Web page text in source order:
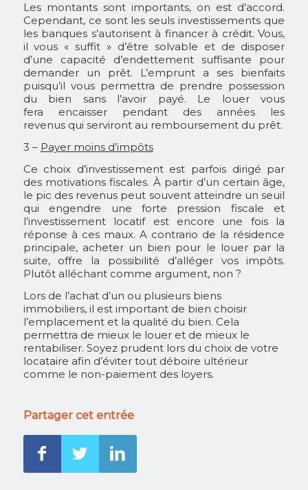
Les montants sont importants, on est d’accord.
Cependant, ce sont les seuls investissements que
les banques s’autorisent à financer à crédit. Vous,
il vous « suffit » d’être solvable et de disposer
d’une capacité d’endettement suffisante pour
demander un prêt. L’emprunt a ses bienfaits
puisqu’il vous permettra de prendre possession
du bien sans l’avoir payé. Le louer vous
fera encaisser pendant des années les
revenus qui serviront au remboursement du prêt.
3 – Payer moins d’impôts
Ce choix d’investissement est parfois dirigé par
des motivations fiscales. À partir d’un certain âge,
le pic des revenus peut souvent atteindre un seuil
qui engendre une forte pression fiscale et
l’investissement locatif est encore une fois la
réponse à ces maux. A contrario de la résidence
principale, acheter un bien pour le louer par la
suite, offre la possibilité d’alléger vos impôts.
Plutôt alléchant comme argument, non ?
Lors de l’achat d’un ou plusieurs biens
immobiliers, il est important de bien choisir
l’emplacement et la qualité du bien. Cela
permettra de mieux le louer et de mieux le
rentabiliser. Soyez prudent lors du choix de votre
locataire afin d’éviter tout déboire ultérieur
comme le non-paiement des loyers.
Partager cet entrée